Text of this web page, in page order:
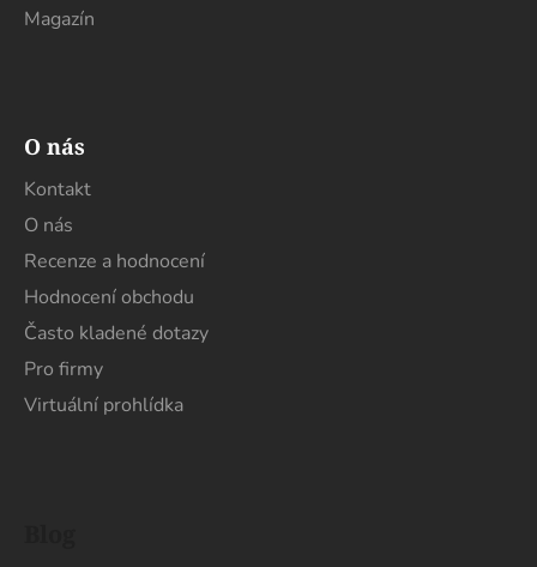
Magazín
O nás
Kontakt
O nás
Recenze a hodnocení
Hodnocení obchodu
Často kladené dotazy
Pro firmy
Virtuální prohlídka